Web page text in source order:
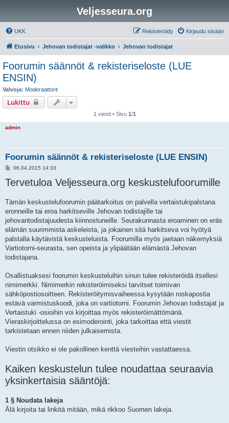
Veljesseura.org
UKK Kirjaudu sisään
Rekisteröidy
Etusivu Jehovan todistajat -valikko Jehovan todistajat
Foorumin säännöt & rekisteriseloste (LUE
ENSIN)
Valvoja: Moderaattorit
Lukittu
1 viesti • Sivu 1/1
admin
Foorumin säännöt & rekisteriseloste (LUE ENSIN)
V
e
s
06.04.2015 14:33
Tervetuloa Veljesseura.org keskustelufoorumille
Tämän keskustelufoorumin päätarkoitus on palvella vertaistukipalstana
eronneille tai eroa harkitseville Jehovan todistajille tai
jehovantodistajuudesta kiinnostuneille. Seurakunnasta eroaminen on eräs
elämän suurimmista askeleista, ja jokainen sitä harkitseva voi hyötyä
palstalla käytävistä keskusteluista. Foorumilla myös jaetaan näkemyksiä
Vartiotorni-seurasta, sen opeista ja ylipäätään elämästä Jehovan
todistajana.
Osallistuaksesi foorumin keskusteluihin sinun tulee rekisteröidä itsellesi
nimimerkki. Nimimerkin rekisteröimiseksi tarvitset toimivan
sähköpostiosoitteen. Rekisteröitymisvaiheessa kysytään roskapostia
estävä varmistuskoodi, joka on vartiotorni. Foorumin Jehovan todistajat ja
Vertaistuki -osioihin voi kirjoittaa myös rekisteröimättömänä.
Vieraskirjoittelussa on esimoderointi, joka tarkoittaa että viestit
tarkistetaan ennen niiden julkaisemista.
Viestin otsikko ei ole pakollinen kenttä viesteihin vastattaessa.
Kaiken keskustelun tulee noudattaa seuraavia
yksinkertaisia sääntöjä:
1 § Noudata lakeja
Älä kirjoita tai linkitä mitään, mikä rikkoo Suomen lakeja.